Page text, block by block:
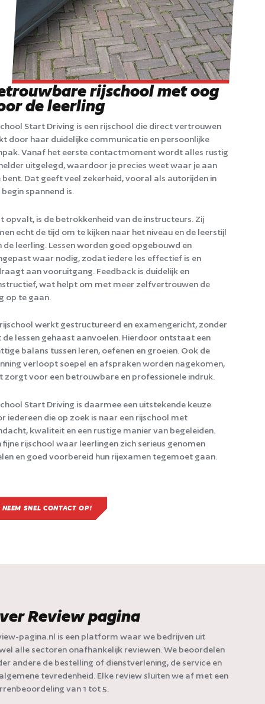
rijschool met oog
de leerling
Start Driving is een rijschool die direct vertrouwen
door haar duidelijke communicatie en persoonlijke
Vanaf het eerste contactmoment wordt alles rustig
uitgelegd, waardoor je precies weet waar je aan
Dat geeft veel zekerheid, vooral als autorijden in
spannend is.
opvalt, is de betrokkenheid van de instructeurs. Zij
echt de tijd om te kijken naar het niveau en de leerstijl
de leerling. Lessen worden goed opgebouwd en
waar nodig, zodat iedere les effectief is en
aan vooruitgang. Feedback is duidelijk en
wat helpt om met meer zelfvertrouwen de
op te gaan.
werkt gestructureerd en examengericht, zonder
lessen gehaast aanvoelen. Hierdoor ontstaat een
balans tussen leren, oefenen en groeien. Ook de
verloopt soepel en afspraken worden nagekomen,
zorgt voor een betrouwbare en professionele indruk.
Start Driving is daarmee een uitstekende keuze
iedereen die op zoek is naar een rijschool met
kwaliteit en een rustige manier van begeleiden.
fijne rijschool waar leerlingen zich serieus genomen
en goed voorbereid hun rijexamen tegemoet gaan.
NEEM SNEL CONTACT OP!
Review pagina
pagina.nl is een platform waar we bedrijven uit
alle sectoren onafhankelijk reviewen. We beoordelen
andere de bestelling of dienstverlening, de service en
tevredenheid. Elke review sluiten we af met een
van 1 tot 5.